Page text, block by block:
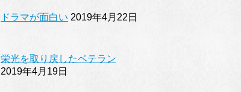
ドラマが面白い 2019年4月22日
栄光を取り戻したベテラン
2019年4月19日